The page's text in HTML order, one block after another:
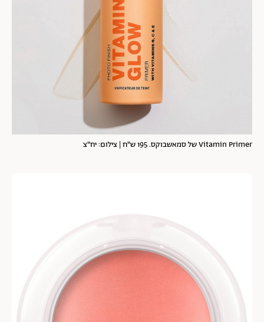
Vitamin Primer של סמאשבוקס. 195 ש"ח | צילום: יח"צ